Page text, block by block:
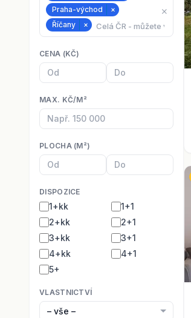
Praha-východ
×
Říčany
×
⨯
CENA (KČ)
MAX. KČ/M²
PLOCHA (M²)
DISPOZICE
1+kk
1+1
2+kk
2+1
3+kk
3+1
4+kk
4+1
5+
VLASTNICTVÍ